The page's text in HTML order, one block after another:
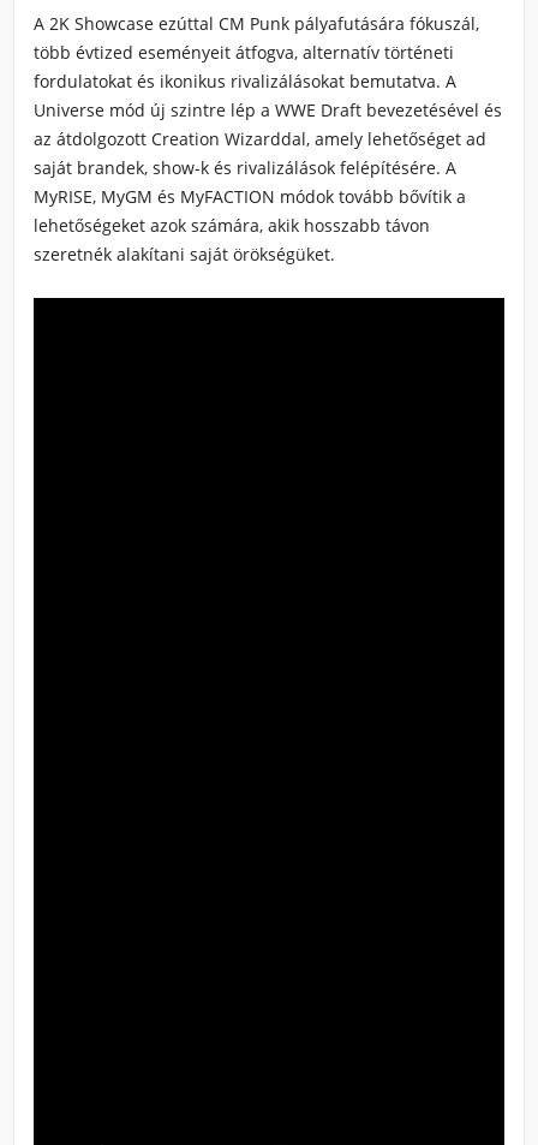
A 2K Showcase ezúttal CM Punk pályafutására fókuszál,
több évtized eseményeit átfogva, alternatív történeti
fordulatokat és ikonikus rivalizálásokat bemutatva. A
Universe mód új szintre lép a WWE Draft bevezetésével és
az átdolgozott Creation Wizarddal, amely lehetőséget ad
saját brandek, show-k és rivalizálások felépítésére. A
MyRISE, MyGM és MyFACTION módok tovább bővítik a
lehetőségeket azok számára, akik hosszabb távon
szeretnék alakítani saját örökségüket.